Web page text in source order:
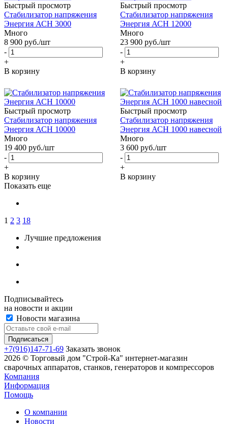
Быстрый просмотр
Стабилизатор напряжения
Энергия АСН 3000
Много
8 900 руб./шт
-
+
В корзину
Быстрый просмотр
Стабилизатор напряжения
Энергия АСН 12000
Много
23 900 руб./шт
-
+
В корзину
Быстрый просмотр
Стабилизатор напряжения
Энергия АСН 10000
Много
19 400 руб./шт
-
+
В корзину
Быстрый просмотр
Стабилизатор напряжения
Энергия АСН 1000 навесной
Много
3 600 руб./шт
-
+
В корзину
Показать еще
1 2 3 18
Лучшие предложения
Подписывайтесь
на новости и акции
Новости магазина
+7(916)147-71-69 Заказать звонок
2026 © Торговый дом "Строй-Ка" интернет-магазин
сварочных аппаратов, станков, генераторов и компрессоров
Компания
Информация
Помощь
О компании
Новости